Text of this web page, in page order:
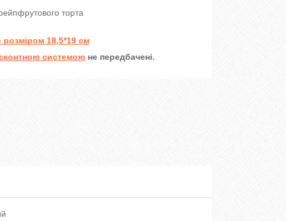
торта
розміром 18,5*19 см
системою не передбачені.